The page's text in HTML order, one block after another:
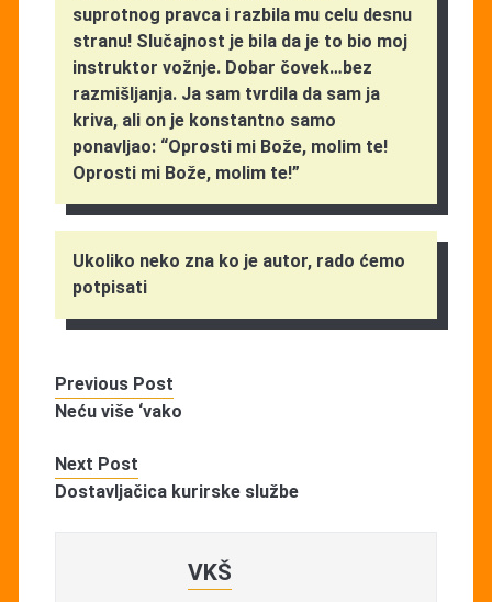
suprotnog pravca i razbila mu celu desnu
stranu! Slučajnost je bila da je to bio moj
instruktor vožnje. Dobar čovek…bez
razmišljanja. Ja sam tvrdila da sam ja
kriva, ali on je konstantno samo
ponavljao: “Oprosti mi Bože, molim te!
Oprosti mi Bože, molim te!”
Ukoliko neko zna ko je autor, rado ćemo
potpisati
Previous Post
Neću više ‘vako
Next Post
Dostavljačica kurirske službe
VKŠ